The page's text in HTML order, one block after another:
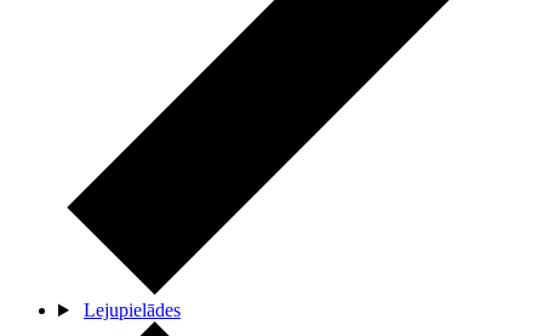
Lejupielādes